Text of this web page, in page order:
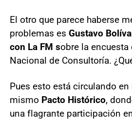
El otro que parece haberse
problemas es Gustavo
con La FM sobre la encuesta
Nacional de Consultoría.
Pues esto está circulando
mismo Pacto Histórico,
una flagrante participación